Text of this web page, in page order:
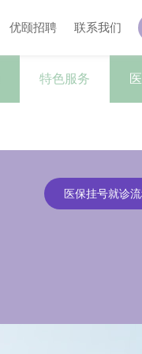
优颐招聘 联系我们
特色服务
医保挂号就诊